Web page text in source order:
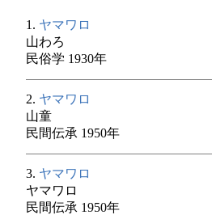
1. ヤマワロ
山わろ
民俗学 1930年
2. ヤマワロ
山童
民間伝承 1950年
3. ヤマワロ
ヤマワロ
民間伝承 1950年